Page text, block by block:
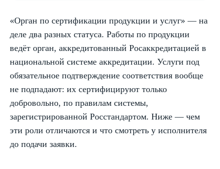
«Орган по сертификации продукции и услуг» — на
деле два разных статуса. Работы по продукции
ведёт орган, аккредитованный Росаккредитацией в
национальной системе аккредитации. Услуги под
обязательное подтверждение соответствия вообще
не подпадают: их сертифицируют только
добровольно, по правилам системы,
зарегистрированной Росстандартом. Ниже — чем
эти роли отличаются и что смотреть у исполнителя
до подачи заявки.